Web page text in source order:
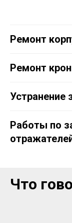
Ремонт
Ремонт
Устранение
Работы по
Что